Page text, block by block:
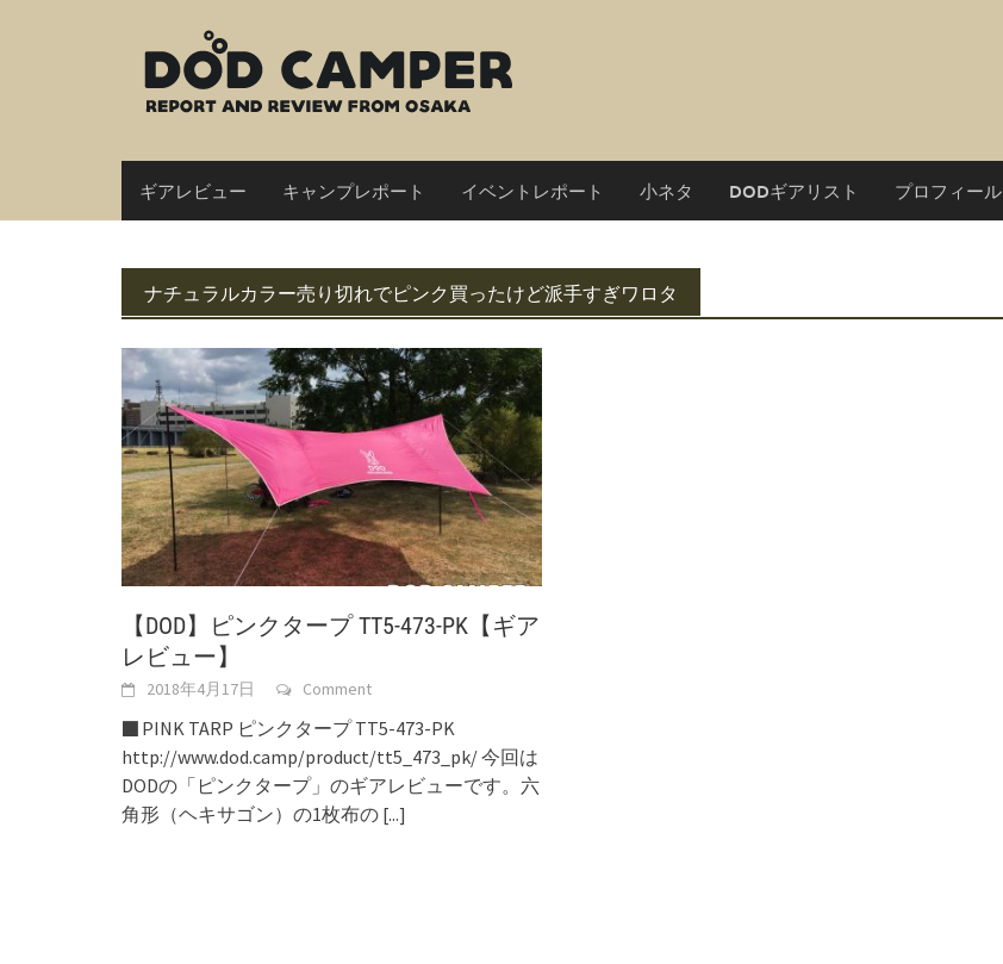
ギアレビュー キャンプレポート イベントレポート 小ネタ DODギアリスト プロフィール
ナチュラルカラー売り切れでピンク買ったけど派手すぎワロタ
【DOD】ピンクタープ TT5-473-PK【ギア
レビュー】
2018年4月17日 Comment
■ PINK TARP ピンクタープ TT5-473-PK
http://www.dod.camp/product/tt5_473_pk/ 今回は
DODの「ピンクタープ」のギアレビューです。六
角形（ヘキサゴン）の1枚布の [...]